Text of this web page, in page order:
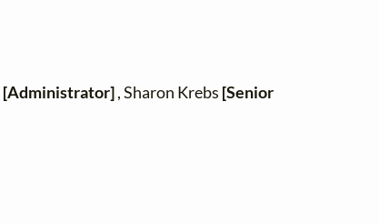
[Administrator], Sharon Krebs [Senior